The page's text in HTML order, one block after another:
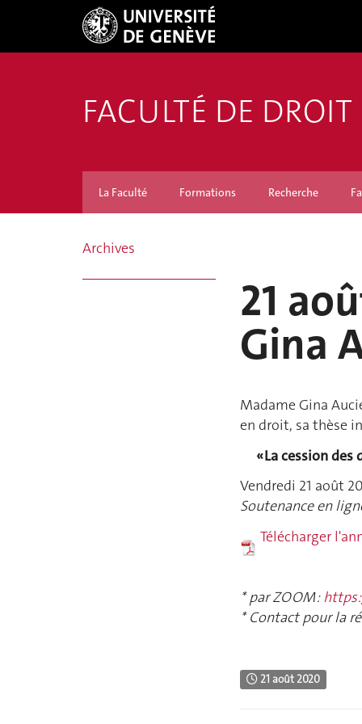
FACULTÉ DE DROIT
La Faculté Formations Recherche
Archives
21
Gina
Madame Gina
en droit, sa thèse
« La cession
Vendredi 21 août
Soutenance en
Télécharger
* par ZOOM :
* Contact pour la
21 août 2020